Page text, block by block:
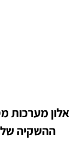
אלון מערכות
ההשקיה של